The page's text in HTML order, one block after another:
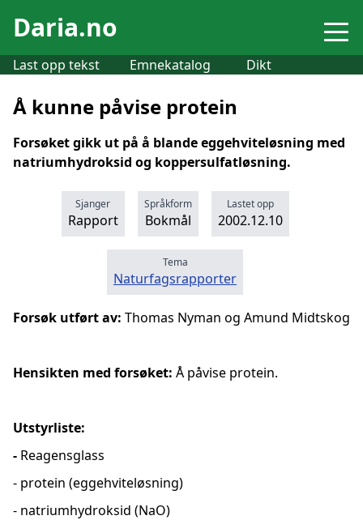
Daria.no
Last opp tekst Emnekatalog Dikt
Å kunne påvise protein
Forsøket gikk ut på å blande eggehviteløsning med
natriumhydroksid og koppersulfatløsning.
Sjanger
Rapport
Språkform
Bokmål
Lastet opp
2002.12.10
Tema
Naturfagsrapporter
Forsøk utført av: Thomas Nyman og Amund Midtskog
Hensikten med forsøket: Å påvise protein.
Utstyrliste:
- Reagensglass
- protein (eggehviteløsning)
- natriumhydroksid (NaO)